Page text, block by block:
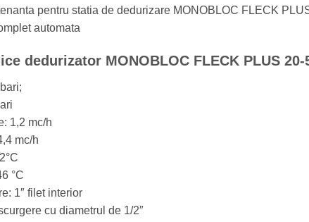
pentru statia de dedurizare MONOBLOC FLECK
automata
dedurizator MONOBLOC FLECK PLUS 20-
1,2 mc/h
mc/h
°C
1″ filet interior
cu diametrul de 1/2″